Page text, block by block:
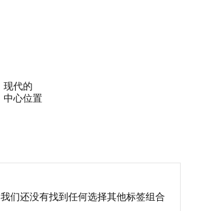
现代的
中心位置
我们还没有找到任何选择其他标签组合